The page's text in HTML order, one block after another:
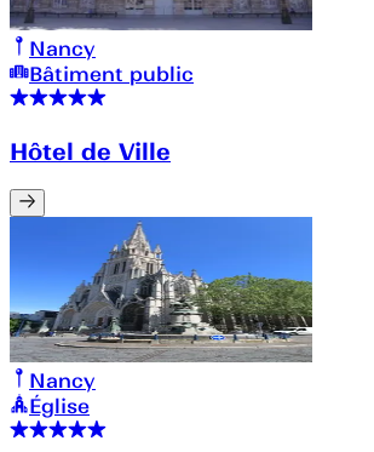
Nancy
Bâtiment public
Hôtel de Ville
Nancy
Église